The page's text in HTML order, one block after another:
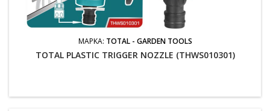
ΜΆΡΚΑ: TOTAL - GARDEN TOOLS
TOTAL PLASTIC TRIGGER NOZZLE (THWS010301)